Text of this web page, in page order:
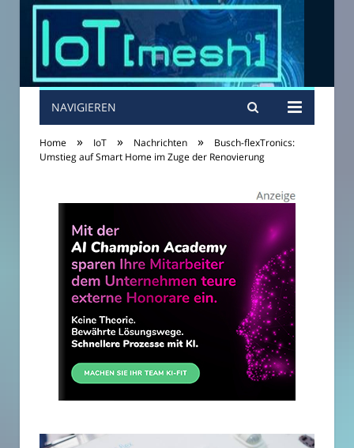
NAVIGIEREN
Home » IoT » Nachrichten »
Busch-flexTronics:
Umstieg auf Smart Home im Zuge der Renovierung